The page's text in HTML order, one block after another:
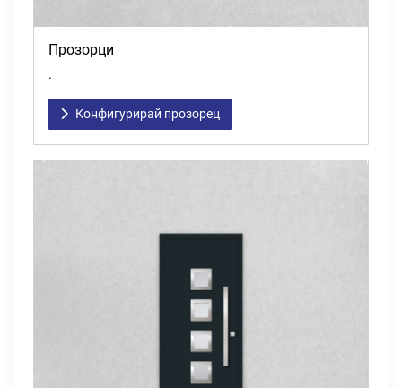
Прозорци
.
Конфигурирай прозорец